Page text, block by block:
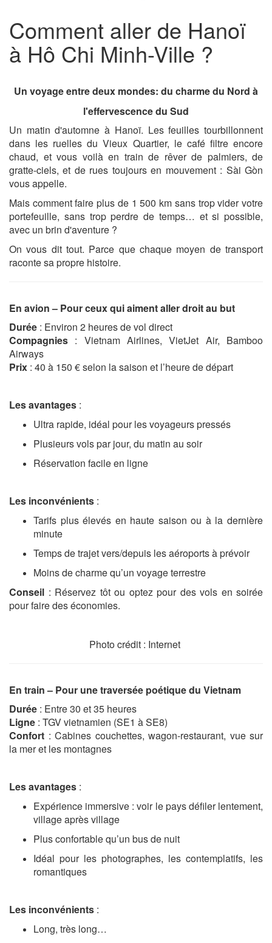
Comment aller de Hanoï
à Hô Chi Minh-Ville ?
Un voyage entre deux mondes: du charme du Nord à
l'effervescence du Sud
Un matin d'automne à Hanoï. Les feuilles tourbillonnent
dans les ruelles du Vieux Quartier, le café filtre encore
chaud, et vous voilà en train de rêver de palmiers, de
gratte-ciels, et de rues toujours en mouvement : Sài Gòn
vous appelle.
Mais comment faire plus de 1 500 km sans trop vider votre
portefeuille, sans trop perdre de temps… et si possible,
avec un brin d'aventure ?
On vous dit tout. Parce que chaque moyen de transport
raconte sa propre histoire.
En avion – Pour ceux qui aiment aller droit au but
Durée : Environ 2 heures de vol direct
Compagnies : Vietnam Airlines, VietJet Air, Bamboo
Airways
Prix : 40 à 150 € selon la saison et l’heure de départ
Les avantages :
Ultra rapide, idéal pour les voyageurs pressés
Plusieurs vols par jour, du matin au soir
Réservation facile en ligne
Les inconvénients :
Tarifs plus élevés en haute saison ou à la dernière
minute
Temps de trajet vers/depuis les aéroports à prévoir
Moins de charme qu’un voyage terrestre
Conseil : Réservez tôt ou optez pour des vols en soirée
pour faire des économies.
Photo crédit : Internet
En train – Pour une traversée poétique du Vietnam
Durée : Entre 30 et 35 heures
Ligne : TGV vietnamien (SE1 à SE8)
Confort : Cabines couchettes, wagon-restaurant, vue sur
la mer et les montagnes
Les avantages :
Expérience immersive : voir le pays défiler lentement,
village après village
Plus confortable qu’un bus de nuit
Idéal pour les photographes, les contemplatifs, les
romantiques
Les inconvénients :
Long, très long…